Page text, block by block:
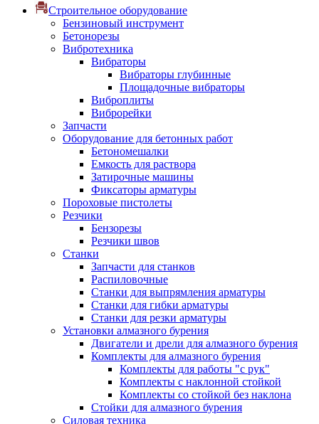
Строительное оборудование
Бензиновый инструмент
Бетонорезы
Вибротехника
Вибраторы
Вибраторы глубинные
Площадочные вибраторы
Виброплиты
Виброрейки
Запчасти
Оборудование для бетонных работ
Бетономешалки
Емкость для раствора
Затирочные машины
Фиксаторы арматуры
Пороховые пистолеты
Резчики
Бензорезы
Резчики швов
Станки
Запчасти для станков
Распиловочные
Станки для выпрямления арматуры
Станки для гибки арматуры
Станки для резки арматуры
Установки алмазного бурения
Двигатели и дрели для алмазного бурения
Комплекты для алмазного бурения
Комплекты для работы "с рук"
Комплекты с наклонной стойкой
Комплекты со стойкой без наклона
Стойки для алмазного бурения
Силовая техника